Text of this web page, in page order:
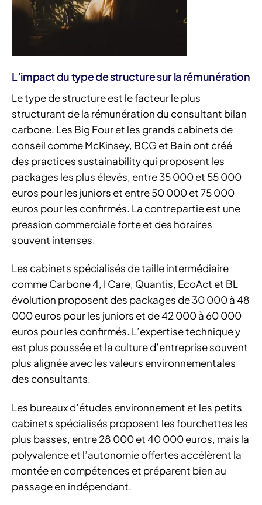
L’impact du type de structure sur la rémunération
Le type de structure est le facteur le plus
structurant de la rémunération du consultant bilan
carbone. Les Big Four et les grands cabinets de
conseil comme McKinsey, BCG et Bain ont créé
des practices sustainability qui proposent les
packages les plus élevés, entre 35 000 et 55 000
euros pour les juniors et entre 50 000 et 75 000
euros pour les confirmés. La contrepartie est une
pression commerciale forte et des horaires
souvent intenses.
Les cabinets spécialisés de taille intermédiaire
comme Carbone 4, I Care, Quantis, EcoAct et BL
évolution proposent des packages de 30 000 à 48
000 euros pour les juniors et de 42 000 à 60 000
euros pour les confirmés. L’expertise technique y
est plus poussée et la culture d’entreprise souvent
plus alignée avec les valeurs environnementales
des consultants.
Les bureaux d’études environnement et les petits
cabinets spécialisés proposent les fourchettes les
plus basses, entre 28 000 et 40 000 euros, mais la
polyvalence et l’autonomie offertes accélèrent la
montée en compétences et préparent bien au
passage en indépendant.